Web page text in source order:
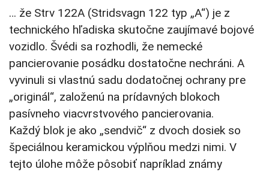
… že Strv 122A (Stridsvagn 122 typ „A“) je z
technického hľadiska skutočne zaujímavé bojové
vozidlo. Švédi sa rozhodli, že nemecké
pancierovanie posádku dostatočne nechráni. A
vyvinuli si vlastnú sadu dodatočnej ochrany pre
„originál“, založenú na prídavných blokoch
pasívneho viacvrstvového pancierovania.
Každý blok je ako „sendvič“ z dvoch dosiek so
špeciálnou keramickou výplňou medzi nimi. V
tejto úlohe môže pôsobiť napríklad známy